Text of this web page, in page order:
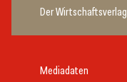
Der Wirtschaftsverlag
Mediadaten